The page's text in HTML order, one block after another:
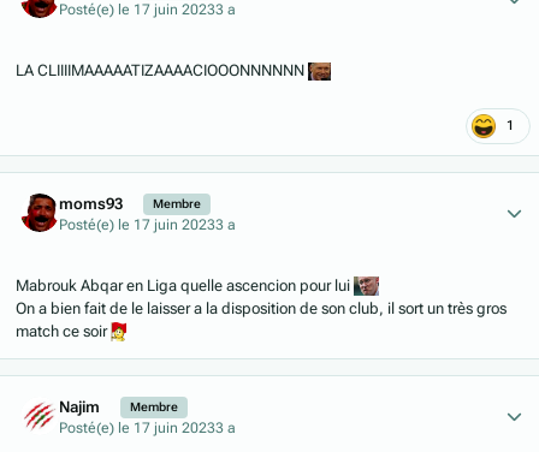
Posté(e) le 17 juin 20233 a
LA CLIIIIMAAAAATIZAAAACIOOONNNNNN
1
moms93 Membre
Posté(e) le 17 juin 20233 a
Mabrouk Abqar en Liga quelle ascencion pour lui
On a bien fait de le laisser a la disposition de son club, il sort un très gros
match ce soir
Najim Membre
Posté(e) le 17 juin 20233 a